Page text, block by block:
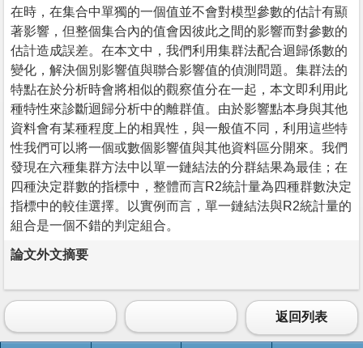
在時，在集合中單獨的一個值並不會對模型參數的估計有顯
著影響，但整個集合內的值會因彼此之間的影響而對參數的
估計造成誤差。在本文中，我們利用集群法配合迴歸係數的
變化，解決個別影響值與聯合影響值的偵測問題。集群法的
特點在於分析時會將相似的觀察值分在一起，本文即利用此
種特性來診斷迴歸分析中的離群值。由於影響點本身與其他
資料會有某種程度上的相異性，與一般值不同，利用這些特
性我們可以將一個或數個影響值與其他資料區分開來。我們
發現在六種集群方法中以單一鏈結法的分群結果為最佳；在
四種決定群數的指標中，整體而言R2統計量為四種群數決定
指標中的較佳選擇。以實例而言，單一鏈結法與R2統計量的
組合是一個不錯的判定組合。
論文外文摘要
返回列表